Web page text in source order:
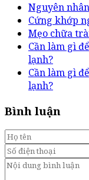
Nguyên
Cứng khớp
Mẹo chữa
Cần làm gì
lạnh?
Cần làm gì
lạnh?
Bình luận